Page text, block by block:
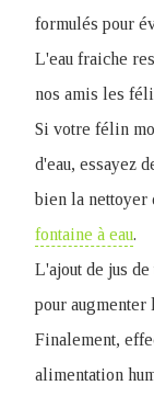
formulés pour
L'eau fraiche
nos amis les
Si votre félin
d'eau, essayez
bien la nettoyer
fontaine à eau.
L'ajout de jus
pour augmenter
Finalement,
alimentation